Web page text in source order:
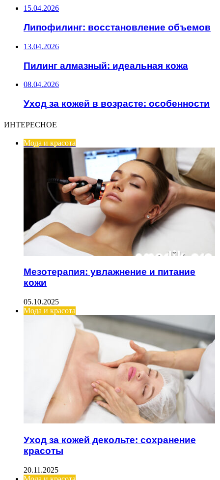
15.04.2026
Липофилинг: восстановление объемов
13.04.2026
Пилинг алмазный: идеальная кожа
08.04.2026
Уход за кожей в возрасте: особенности
ИНТЕРЕСНОЕ
Мода и красота
Мезотерапия: увлажнение и питание
кожи
05.10.2025
Мода и красота
Уход за кожей декольте: сохранение
красоты
20.11.2025